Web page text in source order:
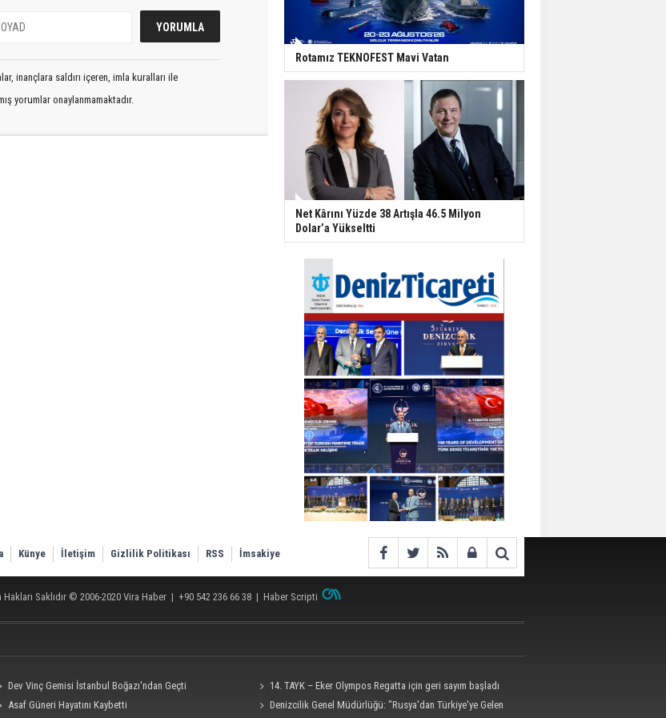
inançlara saldırı içeren, imla kuralları ile
yorumlar onaylanmamaktadır.
Rotamız TEKNOFEST Mavi Vatan
Net Kârını Yüzde 38 Artışla 46.5 Milyon
Dolar’a Yükseltti
Künye İletişim Gizlilik Politikası RSS İmsakiye
Hakları Saklıdır © 2006-2020 Vira Haber | +90 542 236 66 38 | Haber Scripti
Dev Vinç Gemisi İstanbul Boğazı'ndan Geçti
14. TAYK – Eker Olympos Regatta için geri sayım başladı
Asaf Güneri Hayatını Kaybetti Denizcilik Genel Müdürlüğü: "Rusya'dan Türkiye'ye Gelen